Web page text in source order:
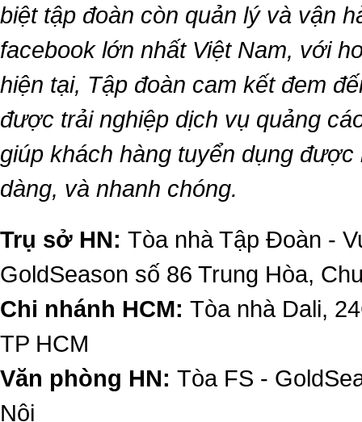
biệt tập đoàn còn quản lý và vận
facebook lớn nhất Việt Nam, với
hiện tại, Tập đoàn cam kết đem
được trải nghiệp dịch vụ quảng
giúp khách hàng tuyển dụng
dàng, và nhanh chóng.
Trụ sở HN: Tòa nhà Tập Đoàn -
GoldSeason số 86 Trung Hòa,
Chi nhánh HCM: Tòa nhà Dali,
TP HCM
Văn phòng HN: Tòa FS -
Nội